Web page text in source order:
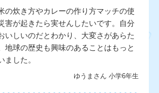
の炊き方やカレーの作り方マッチの使
害が起きたら実せんしたいです。自分
いしいのだとわかり、大変さがあらた
地球の歴史も興味のあることはもっと
ました。
ゆうまさん 小学6年生